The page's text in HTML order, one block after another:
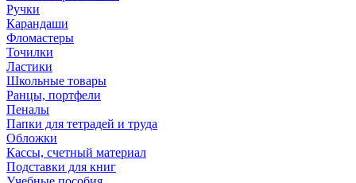
Ручки
Карандаши
Фломастеры
Точилки
Ластики
Школьные товары
Ранцы, портфели
Пеналы
Папки для тетрадей и труда
Обложки
Кассы, счетный материал
Подставки для книг